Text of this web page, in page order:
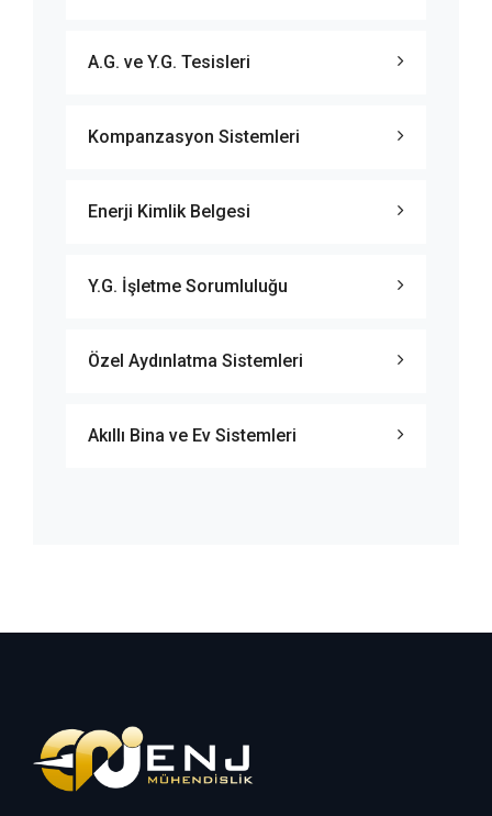
A.G. ve Y.G. Tesisleri
Kompanzasyon Sistemleri
Enerji Kimlik Belgesi
Y.G. İşletme Sorumluluğu
Özel Aydınlatma Sistemleri
Akıllı Bina ve Ev Sistemleri